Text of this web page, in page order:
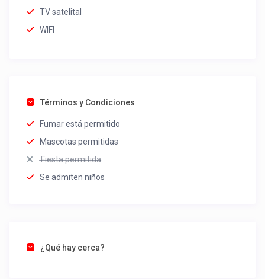
TV satelital
WIFI
Términos y Condiciones
Fumar está permitido
Mascotas permitidas
Fiesta permitida
Se admiten niños
¿Qué hay cerca?